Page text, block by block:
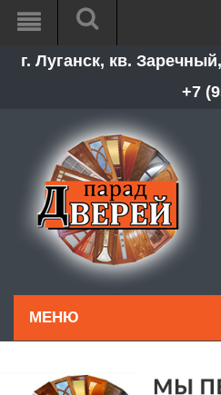
г. Луганск, кв.
+7
МЕНЮ